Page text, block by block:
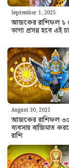
September 1, 2025
আজকের রাশিফল ১
ভাগ্য প্রসন্ন হবে এই
August 30, 2025
আজকের রাশিফল
ব্যবসায় বাজিমাত
রাশি